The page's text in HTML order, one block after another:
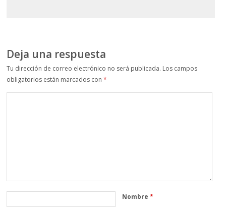
Deja una respuesta
Tu dirección de correo electrónico no será publicada. Los campos
obligatorios están marcados con*
Nombre*